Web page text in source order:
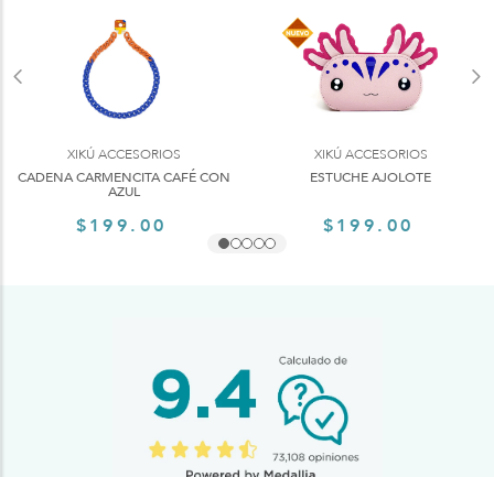
XIKÚ ACCESORIOS
CADENA CARMENCITA CAFÉ CON
AZUL
$199.00
XIKÚ ACCESORIOS
ESTUCHE AJOLOTE
$199.00